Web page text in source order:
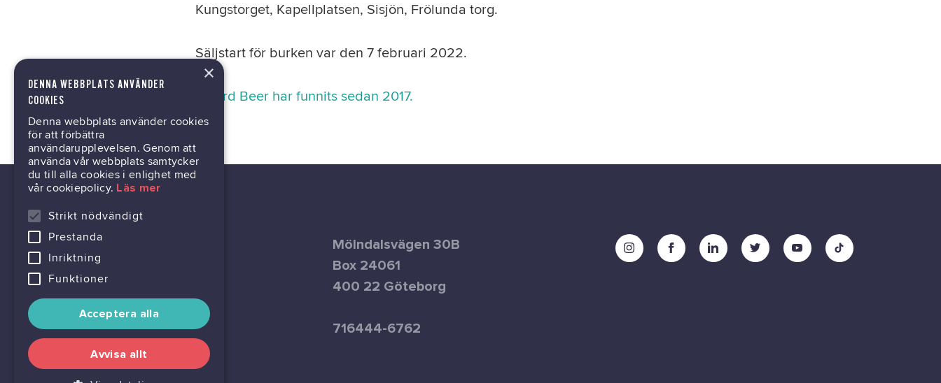
Kungstorget, Kapellplatsen, Sisjön, Frölunda torg.
Säljstart för burken var den 7 februari 2022.
Retard Beer har funnits sedan 2017.
kontor@gil.se
031-63 64 80
Mölndalsvägen 30B
Box 24061
400 22 Göteborg
716444-6762
×
DENNA WEBBPLATS ANVÄNDER
COOKIES
Denna webbplats använder cookies
för att förbättra
användarupplevelsen. Genom att
använda vår webbplats samtycker
du till alla cookies i enlighet med
vår cookiepolicy. Läs mer
Strikt nödvändigt
Prestanda
Inriktning
Funktioner
Acceptera alla
Avvisa allt